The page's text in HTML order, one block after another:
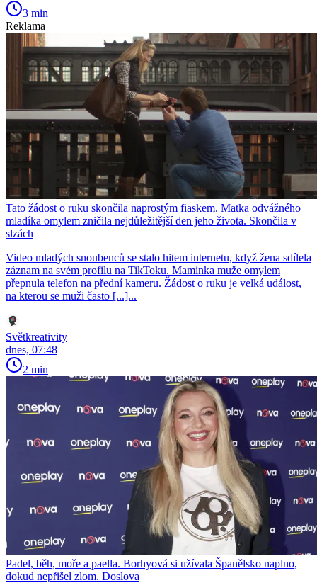
3 min
Reklama
Tato žádost o ruku skončila naprostým fiaskem. Matka odvážného
mladíka omylem zničila nejdůležitější den jeho života. Skončila v
slzách
Video mladých snoubenců se stalo hitem internetu, když žena sdílela
záznam na svém profilu na TikToku. Maminka muže omylem
přepnula telefon na přední kameru. Žádost o ruku je velká událost,
na kterou se muži často [...]...
Světkreativity
dnes, 07:48
2 min
Padel, běh, moře a paella. Borhyová si užívala Španělsko naplno,
dokud nepřišel zlom. Doslova